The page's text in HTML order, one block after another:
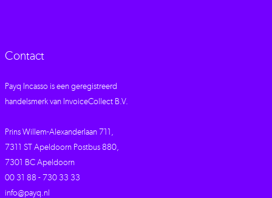
Contact
Payq Incasso is een geregistreerd
handelsmerk van InvoiceCollect B.V.
Prins Willem-Alexanderlaan 711,
7311 ST Apeldoorn Postbus 880,
7301 BC Apeldoorn
00 31 88 - 730 33 33
info@payq.nl